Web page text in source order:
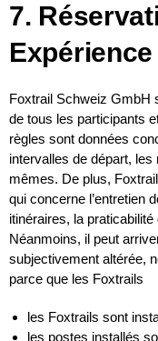
7.
Foxtrail Schweiz GmbH
de tous les participants
règles sont données
intervalles de départ,
mêmes. De plus,
qui concerne l’entretien
itinéraires, la
Néanmoins, il peut
subjectivement altérée,
parce que les Foxtrails
les Foxtrails sont
les postes installés